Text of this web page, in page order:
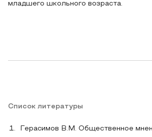
младшего школьного возраста.
Список литературы
Герасимов В.М. Общественное